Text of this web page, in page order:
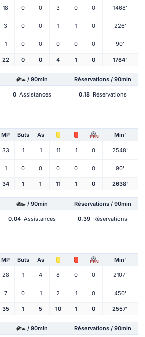
18 0 0 3 0 0 1468'
3 0 0 1 1 0 226'
1 0 0 0 0 0 90'
22 0 0 4 1 0 1784'
/ 90min Réservations / 90min
0 Assistances 0.18 Réservations
MP Buts As PEN Min'
33 1 1 11 1 0 2548'
1 0 0 0 0 0 90'
34 1 1 11 1 0 2638'
/ 90min Réservations / 90min
0.04 Assistances 0.39 Réservations
MP Buts As PEN Min'
28 1 4 8 0 0 2107'
7 0 1 2 1 0 450'
35 1 5 10 1 0 2557'
/ 90min Réservations / 90min